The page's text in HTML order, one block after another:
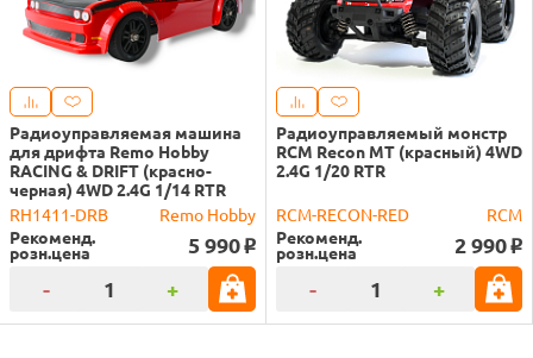
Радиоуправляемая машина
для дрифта Remo Hobby
RACING & DRIFT (красно-
черная) 4WD 2.4G 1/14 RTR
RH1411-DRB
Remo Hobby
Рекоменд.
розн.цена 5 990 o
- +
Радиоуправляемый монстр
RCM Recon MT (красный) 4WD
2.4G 1/20 RTR
RCM-RECON-RED
RCM
Рекоменд.
розн.цена 2 990 o
- +